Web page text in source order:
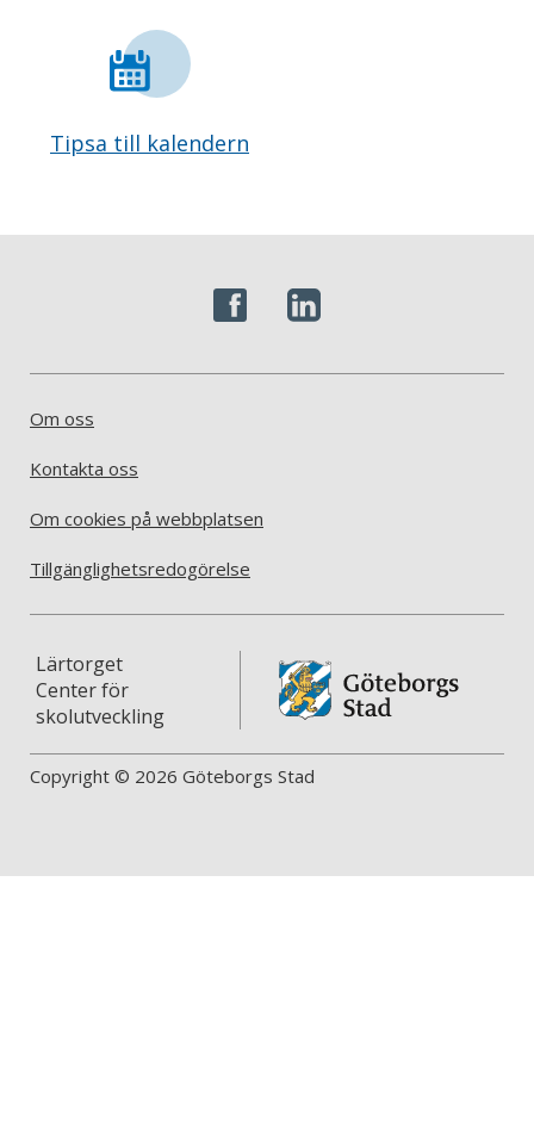
Tipsa till kalendern
Om oss
Kontakta oss
Om cookies på webbplatsen
Tillgänglighetsredogörelse
Lärtorget
Center för
skolutveckling
Copyright © 2026 Göteborgs Stad